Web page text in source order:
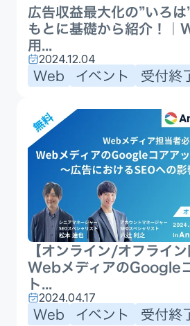
広告収益最大化の”いろ
もとに基礎から紹介！｜
用...
2024.12.04
Web イベント 受付終
【オンライン/オフライン
WebメディアのGoogle
ト...
2024.04.17
Web イベント 受付終